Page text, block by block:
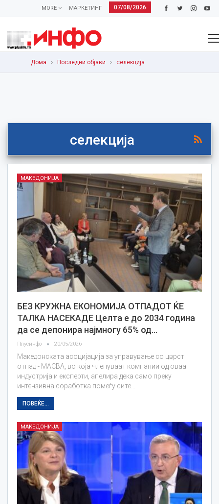
07/08/2026
МАРКЕТИНГ
MORE
Дома Последни објави селекција
селекција
МАКЕДОНИЈА
БЕЗ КРУЖНА ЕКОНОМИЈА ОТПАДОТ ЌЕ
ТАЛКА НАСЕКАДЕ Целта е до 2034 година
да се депонира најмногу 65% од…
Плусинфо 20/05/2026
Македонската асоцијација за управување со цврст
отпад - МАСВА, во која членуваат компании од оваа
индустрија и експерти, апелира дека само преку
интензивна соработка помеѓу сите…
ПОВЕЌЕ...
МАКЕДОНИЈА